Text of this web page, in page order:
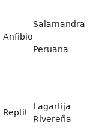
Anfibio
Salamandra
Peruana
Reptil
Lagartija
Rivereña